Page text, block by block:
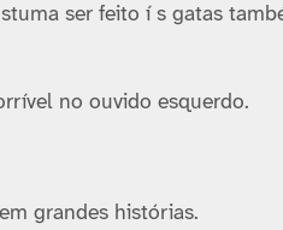
ser feito í s gatas
no ouvido esquerdo.
grandes histórias.